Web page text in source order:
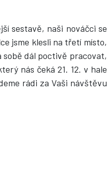
sestavě, naši nováčci se
jsme klesli na třetí místo,
sobě dál poctivě pracovat,
nás čeká 21. 12. v hale
rádi za Vaši návštěvu